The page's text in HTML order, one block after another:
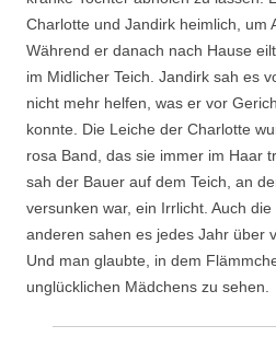
Charlotte und Jandirk heimlich, um
Während er danach nach Hause
im Midlicher Teich. Jandirk sah es
nicht mehr helfen, was er vor
konnte. Die Leiche der Charlotte
rosa Band, das sie immer im Haar
sah der Bauer auf dem Teich, an
versunken war, ein Irrlicht. Auch
anderen sahen es jedes Jahr über
Und man glaubte, in dem
unglücklichen Mädchens zu sehen.